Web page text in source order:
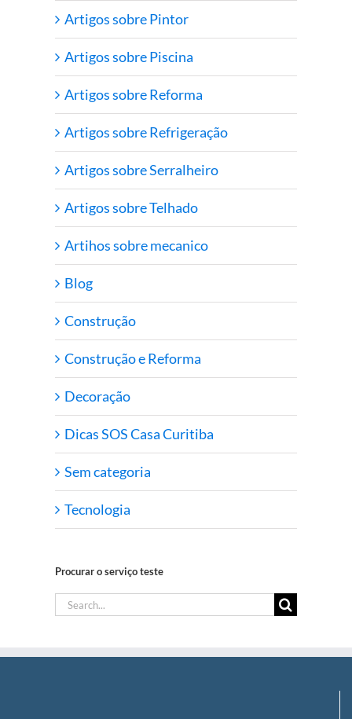
Artigos sobre Pintor
Artigos sobre Piscina
Artigos sobre Reforma
Artigos sobre Refrigeração
Artigos sobre Serralheiro
Artigos sobre Telhado
Artihos sobre mecanico
Blog
Construção
Construção e Reforma
Decoração
Dicas SOS Casa Curitiba
Sem categoria
Tecnologia
Procurar o serviço teste
Search